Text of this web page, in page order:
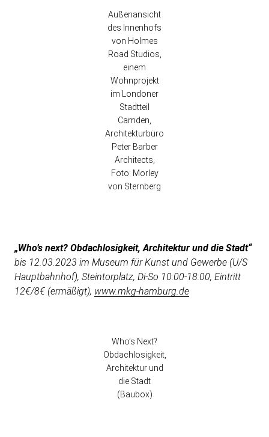
Außenansicht
des Innenhofs
von Holmes
Road Studios,
einem
Wohnprojekt
im Londoner
Stadtteil
Camden,
Architekturbüro
Peter Barber
Architects,
Foto: Morley
von Sternberg
„Who’s next? Obdachlosigkeit, Architektur und die Stadt“
bis 12.03.2023 im Museum für Kunst und Gewerbe (U/S
Hauptbahnhof), Steintorplatz, Di-So 10:00-18:00, Eintritt
12€/8€ (ermäßigt), www.mkg-hamburg.de
Who’s Next?
Obdachlosigkeit,
Architektur und
die Stadt
(Baubox)